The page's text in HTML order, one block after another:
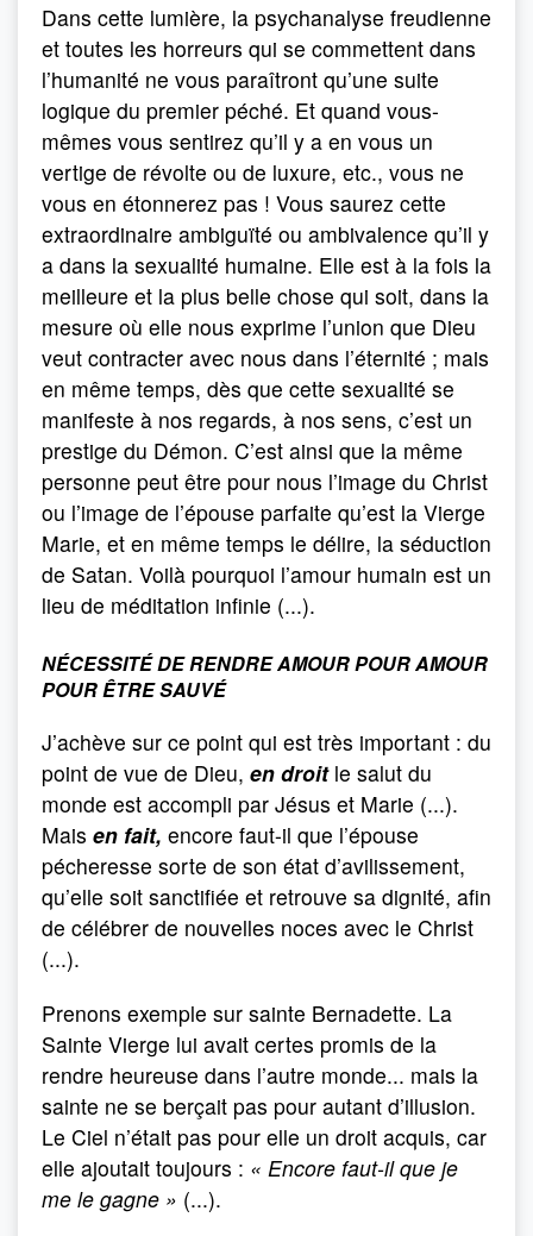
Dans cette lumière, la psychanalyse freudienne
et toutes les horreurs qui se commettent dans
l’humanité ne vous paraîtront qu’une suite
logique du premier péché. Et quand vous-
mêmes vous sentirez qu’il y a en vous un
vertige de révolte ou de luxure, etc., vous ne
vous en étonnerez pas ! Vous saurez cette
extraordinaire ambiguïté ou ambivalence qu’il y
a dans la sexualité humaine. Elle est à la fois la
meilleure et la plus belle chose qui soit, dans la
mesure où elle nous exprime l’union que Dieu
veut contracter avec nous dans l’éternité ; mais
en même temps, dès que cette sexualité se
manifeste à nos regards, à nos sens, c’est un
prestige du Démon. C’est ainsi que la même
personne peut être pour nous l’image du Christ
ou l’image de l’épouse parfaite qu’est la Vierge
Marie, et en même temps le délire, la séduction
de Satan. Voilà pourquoi l’amour humain est un
lieu de méditation infinie (...).
NÉCESSITÉ DE RENDRE AMOUR POUR AMOUR
POUR ÊTRE SAUVÉ
J’achève sur ce point qui est très important : du
point de vue de Dieu, en droitle salut du
monde est accompli par Jésus et Marie (...).
Mais en fait, encore faut-il que l’épouse
pécheresse sorte de son état d’avilissement,
qu’elle soit sanctifiée et retrouve sa dignité, afin
de célébrer de nouvelles noces avec le Christ
(...).
Prenons exemple sur sainte Bernadette. La
Sainte Vierge lui avait certes promis de la
rendre heureuse dans l’autre monde... mais la
sainte ne se berçait pas pour autant d’illusion.
Le Ciel n’était pas pour elle un droit acquis, car
elle ajoutait toujours : « Encore faut-il que je
me le gagne » (...).